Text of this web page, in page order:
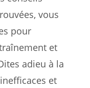
vous
pour
et
adieu à la
et